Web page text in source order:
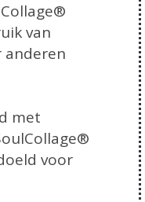
van
anderen
met
voor